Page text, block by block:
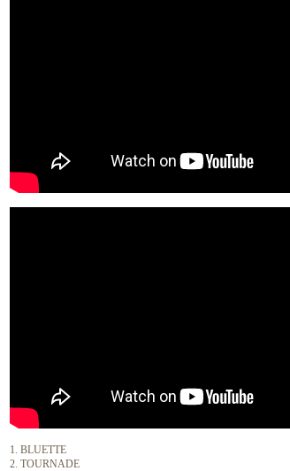
1. BLUETTE
2. TOURNADE